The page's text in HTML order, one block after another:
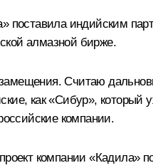
поставила индийским
алмазной бирже.
Считаю
как «Сибур», который
компании.
компании «Кадила»